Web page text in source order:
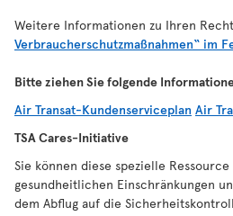
Weitere Informationen zu Ihren
Verbraucherschutzmaßnahmen“ im
Bitte ziehen Sie folgende
Air Transat-Kundenserviceplan Air
TSA Cares-Initiative
Sie können diese spezielle
gesundheitlichen Einschränkungen
dem Abflug auf die